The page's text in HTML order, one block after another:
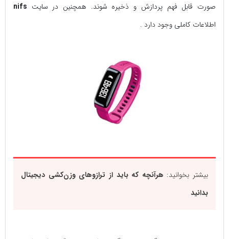
صورت قابل فهم پردازش و ذخیره شوند. همچنین در سایت nifs
اطلاعات کاملی وجود دارد .
بیشتر بخوانید: هرآنچه که باید از ترازو‌های وزن‌کشی دیجیتال
بدانید